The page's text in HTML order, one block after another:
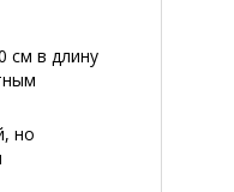
см в длину
но